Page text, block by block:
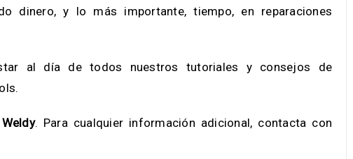
dinero, y lo más importante, tiempo, en reparaciones
al día de todos nuestros tutoriales y consejos de
Weldy. Para cualquier información adicional, contacta con